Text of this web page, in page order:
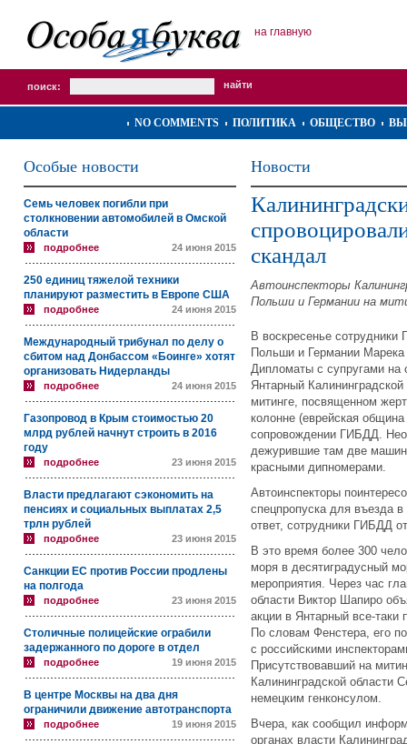
на главную
поиск:
NO COMMENTS ПОЛИТИКА ОБЩЕСТВО
Особые новости
Семь человек погибли при
столкновении автомобилей в Омской
области
подробнее 24 июня 2015
250 единиц тяжелой техники
планируют разместить в Европе США
подробнее 24 июня 2015
Международный трибунал по делу о
сбитом над Донбассом «Боинге» хотят
организовать Нидерланды
подробнее 24 июня 2015
Газопровод в Крым стоимостью 20
млрд рублей начнут строить в 2016
году
подробнее 23 июня 2015
Власти предлагают сэкономить на
пенсиях и социальных выплатах 2,5
трлн рублей
подробнее 23 июня 2015
Санкции ЕС против России продлены
на полгода
подробнее 23 июня 2015
Столичные полицейские ограбили
задержанного по дороге в отдел
подробнее 19 июня 2015
В центре Москвы на два дня
ограничили движение автотранспорта
подробнее 19 июня 2015
Новости
скандал
Автоинспекторы
Польши и Германии на
В воскресенье
Польши и Германии Марека
Дипломаты с супругами на
Янтарный
митинге, посвященном
колонне (еврейская
сопровождении ГИБДД.
дежурившие там две
красными дипномерами.
Автоинспекторы
спецпропуска для въезда
ответ, сотрудники ГИБДД
В это время более 300
моря в десятиградусный
мероприятия. Через час
области Виктор Шапиро
акции в Янтарный все-таки
По словам Фенстера, его
с российскими
Присутствовавший на
Калининградской области
немецким генконсулом.
Вчера, как сообщил
органах власти